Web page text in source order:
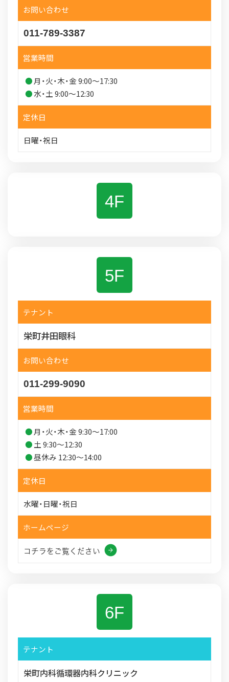
お問い合わせ
011-789-3387
営業時間
月・火・木・金 9:00～17:30
水・土 9:00～12:30
定休日
日曜・祝日
4F
5F
テナント
栄町井田眼科
お問い合わせ
011-299-9090
営業時間
月・火・木・金 9:30～17:00
土 9:30～12:30
昼休み 12:30～14:00
定休日
水曜・日曜・祝日
ホームページ
コチラをご覧ください
6F
テナント
栄町内科循環器内科クリニック